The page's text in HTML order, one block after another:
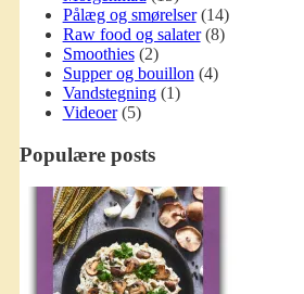
Pålæg og smørelser(14)
Raw food og salater(8)
Smoothies(2)
Supper og bouillon (4)
Vandstegning(1)
Videoer(5)
Populære posts